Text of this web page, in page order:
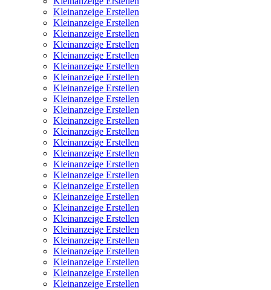
Kleinanzeige Erstellen
Kleinanzeige Erstellen
Kleinanzeige Erstellen
Kleinanzeige Erstellen
Kleinanzeige Erstellen
Kleinanzeige Erstellen
Kleinanzeige Erstellen
Kleinanzeige Erstellen
Kleinanzeige Erstellen
Kleinanzeige Erstellen
Kleinanzeige Erstellen
Kleinanzeige Erstellen
Kleinanzeige Erstellen
Kleinanzeige Erstellen
Kleinanzeige Erstellen
Kleinanzeige Erstellen
Kleinanzeige Erstellen
Kleinanzeige Erstellen
Kleinanzeige Erstellen
Kleinanzeige Erstellen
Kleinanzeige Erstellen
Kleinanzeige Erstellen
Kleinanzeige Erstellen
Kleinanzeige Erstellen
Kleinanzeige Erstellen
Kleinanzeige Erstellen